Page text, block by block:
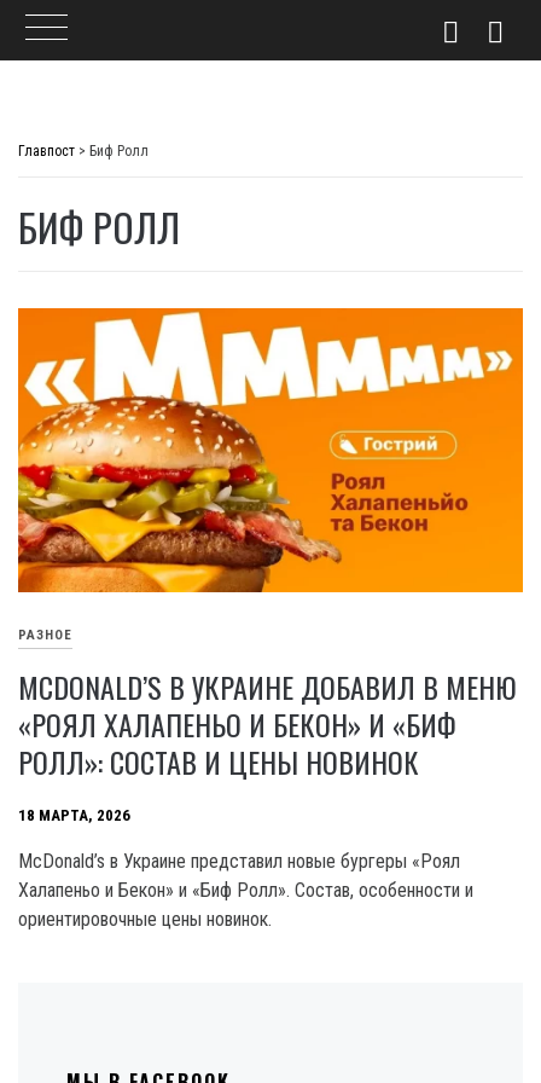
Главпост > Биф Ролл
БИФ РОЛЛ
РАЗНОЕ
MCDONALD’S В УКРАИНЕ ДОБАВИЛ В МЕНЮ
«РОЯЛ ХАЛАПЕНЬО И БЕКОН» И «БИФ
РОЛЛ»: СОСТАВ И ЦЕНЫ НОВИНОК
18 МАРТА, 2026
McDonald’s в Украине представил новые бургеры «Роял
Халапеньо и Бекон» и «Биф Ролл». Состав, особенности и
ориентировочные цены новинок.